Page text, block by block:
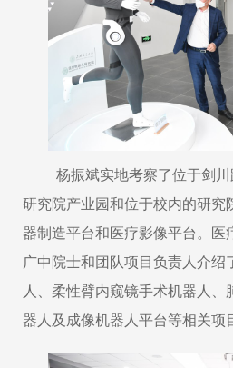
杨振斌实地考察了位于剑川
研究院产业园和位于校内的研究
器制造平台和医疗影像平台。医
广中院士和团队项目负责人介绍
人、柔性臂内窥镜手术机器人
器人及成像机器人平台等相关项